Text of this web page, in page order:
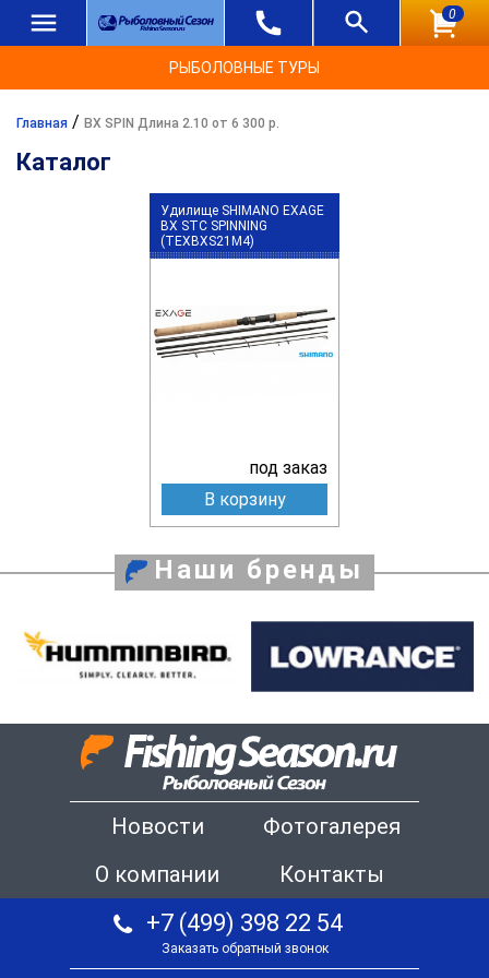
0
РЫБОЛОВНЫЕ ТУРЫ
Главная / BX SPIN Длина 2.10 от 6 300 р.
Каталог
Удилище SHIMANO EXAGE
BX STC SPINNING
(TEXBXS21M4)
под заказ
В корзину
Наши бренды
Новости
Фотогалерея
О компании
Контакты
+7 (499) 398 22 54
Заказать обратный звонок